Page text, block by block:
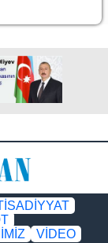
VİDEO